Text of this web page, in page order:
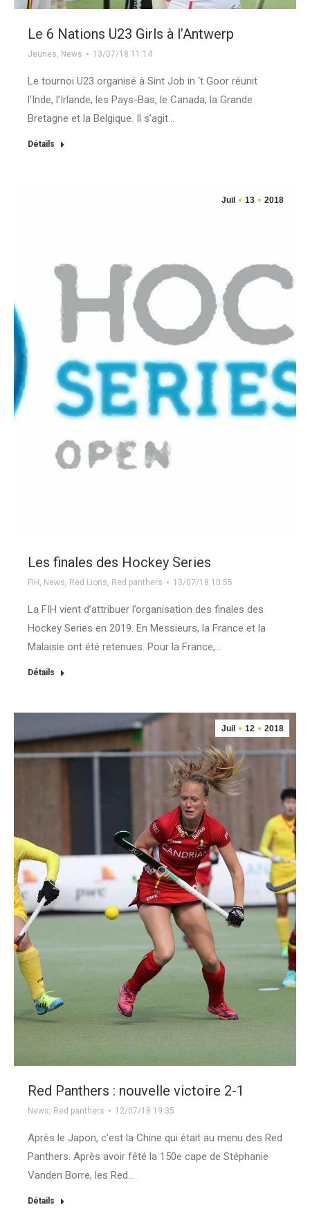
Le 6 Nations U23 Girls à l’Antwerp
Jeunes, News 13/07/18 11:14
Le tournoi U23 organisé à Sint Job in ‘t Goor réunit
l’Inde, l’Irlande, les Pays-Bas, le Canada, la Grande
Bretagne et la Belgique. Il s’agit…
Détails
Juil 13 2018
Les finales des Hockey Series
FIH , News, Red Lions, Red panthers 13/07/18 10:55
La FIH vient d’attribuer l’organisation des finales des
Hockey Series en 2019. En Messieurs, la France et la
Malaisie ont été retenues. Pour la France,…
Détails
Juil 12 2018
Red Panthers : nouvelle victoire 2-1
News, Red panthers 12/07/18 19:35
Après le Japon, c’est la Chine qui était au menu des Red
Panthers. Après avoir fêté la 150e cape de Stéphanie
Vanden Borre, les Red…
Détails